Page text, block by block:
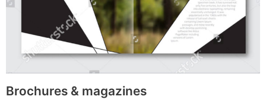
Brochures & magazines